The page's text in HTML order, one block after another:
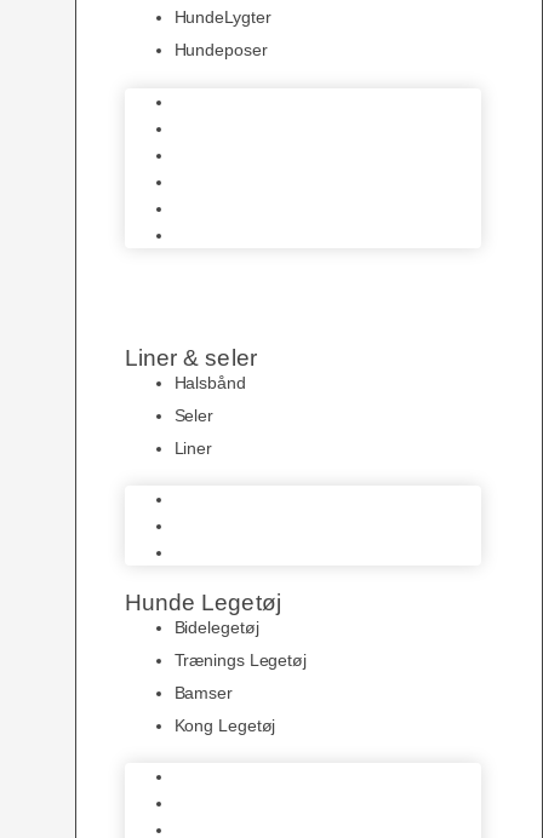
HundeLygter
Hundeposer
Liner & seler
Halsbånd
Seler
Liner
Hunde Legetøj
Bidelegetøj
Trænings Legetøj
Bamser
Kong Legetøj